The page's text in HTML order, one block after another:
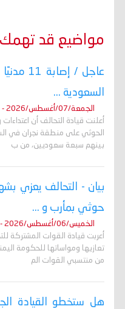
مواضيع قد تهمك
عاجل /
السعودية ...
الجمعة/07/أغسطس/2026 - 12:38 ص
أعلنت قيادة التحالف أن
بينهم سبعة سعوديين، من ب
بيان - التحالف يعزي
حوثي بمأرب و ...
الخميس/06/أغسطس/2026 - 11:51 م
أعربت قيادة القوات المشتركة
تعازيها ومواساتها للحكومة
من منتسبي القوات الم
هل ستخطو القيادة